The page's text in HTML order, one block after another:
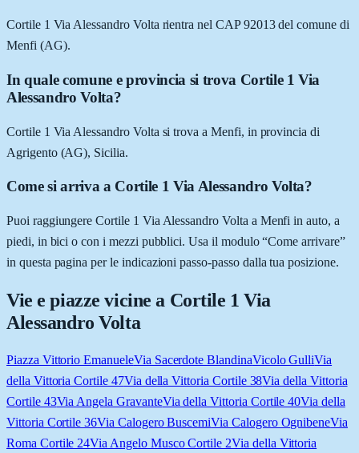
Cortile 1 Via Alessandro Volta rientra nel CAP 92013 del comune di
Menfi (AG).
In quale comune e provincia si trova Cortile 1 Via
Alessandro Volta?
Cortile 1 Via Alessandro Volta si trova a Menfi, in provincia di
Agrigento (AG), Sicilia.
Come si arriva a Cortile 1 Via Alessandro Volta?
Puoi raggiungere Cortile 1 Via Alessandro Volta a Menfi in auto, a
piedi, in bici o con i mezzi pubblici. Usa il modulo “Come arrivare”
in questa pagina per le indicazioni passo-passo dalla tua posizione.
Vie e piazze vicine a Cortile 1 Via
Alessandro Volta
Piazza Vittorio EmanueleVia Sacerdote BlandinaVicolo GulliVia
della Vittoria Cortile 47Via della Vittoria Cortile 38Via della Vittoria
Cortile 43Via Angela GravanteVia della Vittoria Cortile 40Via della
Vittoria Cortile 36Via Calogero BuscemiVia Calogero OgnibeneVia
Roma Cortile 24Via Angelo Musco Cortile 2Via della Vittoria